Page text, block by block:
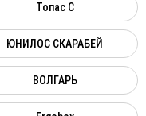
Топас C
ЮНИЛОС СКАРАБЕЙ
ВОЛГАРЬ